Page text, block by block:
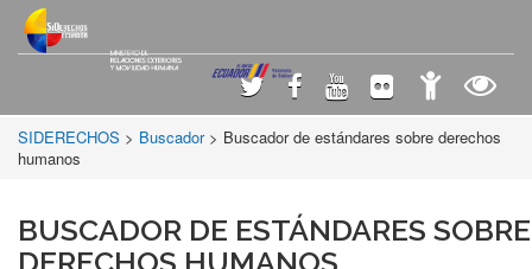
SIDERECHOS > Buscador > Buscador de estándares sobre derechos
humanos
BUSCADOR DE ESTÁNDARES SOBRE